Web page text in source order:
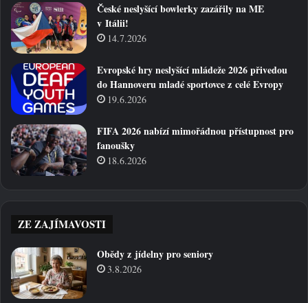
České neslyšící bowlerky zazářily na ME
v Itálii!
14.7.2026
Evropské hry neslyšící mládeže 2026 přivedou
do Hannoveru mladé sportovce z celé Evropy
19.6.2026
FIFA 2026 nabízí mimořádnou přístupnost pro
fanoušky
18.6.2026
ZE ZAJÍMAVOSTI
Obědy z jídelny pro seniory
3.8.2026